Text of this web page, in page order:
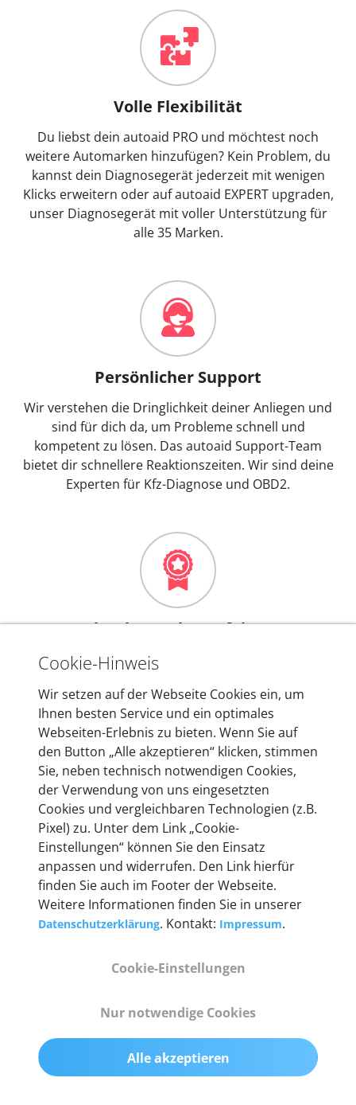
Volle Flexibilität
Du liebst dein autoaid PRO und möchtest noch
weitere Automarken hinzufügen? Kein Problem, du
kannst dein Diagnosegerät jederzeit mit wenigen
Klicks erweitern oder auf autoaid EXPERT upgraden,
unser Diagnosegerät mit voller Unterstützung für
alle 35 Marken.
Persönlicher Support
Wir verstehen die Dringlichkeit deiner Anliegen und
sind für dich da, um Probleme schnell und
kompetent zu lösen. Das autoaid Support-Team
bietet dir schnellere Reaktionszeiten. Wir sind deine
Experten für Kfz-Diagnose und OBD2.
Mehr als 10 Jahre Erfahrung
In den Kfz-Diagnosegeräten von autoaid stecken
entwickeln wir unsere Produkte am Standort in
Berlin laufend weiter. Auf diese Qualität vertrauen
heute mehr als 60.000 Privatkunden und
Unternehmen.
Technische Details &
Lieferumfang
55 mm x 25 mm x 12 mm
200 g
Cookie-Hinweis
Wir setzen auf der Webseite Cookies ein, um
Ihnen besten Service und ein optimales
Webseiten-Erlebnis zu bieten. Wenn Sie auf
den Button „Alle akzeptieren“ klicken, stimmen
Sie, neben technisch notwendigen Cookies,
der Verwendung von uns eingesetzten
Cookies und vergleichbaren Technologien (z.B.
Pixel) zu. Unter dem Link „Cookie-
Einstellungen“ können Sie den Einsatz
anpassen und widerrufen. Den Link hierfür
finden Sie auch im Footer der Webseite.
Weitere Informationen finden Sie in unserer
Datenschutzerklärung. Kontakt: Impressum.
Cookie-Einstellungen
Nur notwendige Cookies
Alle akzeptieren